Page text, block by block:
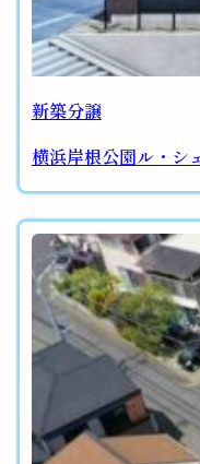
新築分譲
横浜岸根公園ル・シ